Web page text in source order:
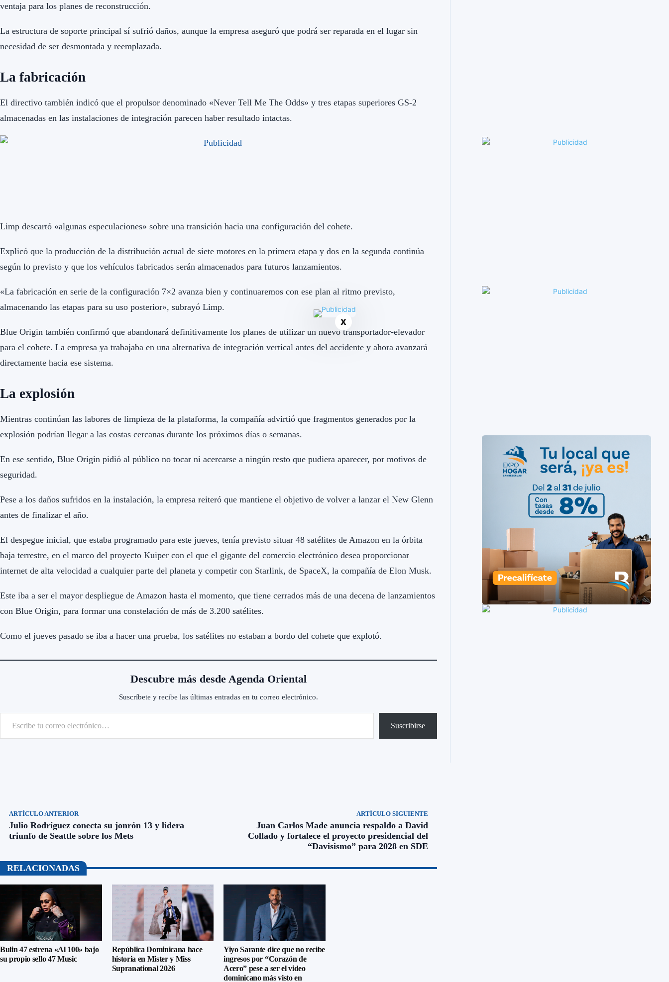
ventaja para los planes de reconstrucción.
La estructura de soporte principal sí sufrió daños, aunque la empresa aseguró que podrá ser reparada en el lugar sin
necesidad de ser desmontada y reemplazada.
La fabricación
El directivo también indicó que el propulsor denominado «Never Tell Me The Odds» y tres etapas superiores GS-2
almacenadas en las instalaciones de integración parecen haber resultado intactas.
Limp descartó «algunas especulaciones» sobre una transición hacia una configuración del cohete.
Explicó que la producción de la distribución actual de siete motores en la primera etapa y dos en la segunda continúa
según lo previsto y que los vehículos fabricados serán almacenados para futuros lanzamientos.
«La fabricación en serie de la configuración 7×2 avanza bien y continuaremos con ese plan al ritmo previsto,
almacenando las etapas para su uso posterior», subrayó Limp.
Blue Origin también confirmó que abandonará definitivamente los planes de utilizar un nuevo transportador-elevador
para el cohete. La empresa ya trabajaba en una alternativa de integración vertical antes del accidente y ahora avanzará
directamente hacia ese sistema.
La explosión
Mientras continúan las labores de limpieza de la plataforma, la compañía advirtió que fragmentos generados por la
explosión podrían llegar a las costas cercanas durante los próximos días o semanas.
En ese sentido, Blue Origin pidió al público no tocar ni acercarse a ningún resto que pudiera aparecer, por motivos de
seguridad.
Pese a los daños sufridos en la instalación, la empresa reiteró que mantiene el objetivo de volver a lanzar el New Glenn
antes de finalizar el año.
El despegue inicial, que estaba programado para este jueves, tenía previsto situar 48 satélites de Amazon en la órbita
baja terrestre, en el marco del proyecto Kuiper con el que el gigante del comercio electrónico desea proporcionar
internet de alta velocidad a cualquier parte del planeta y competir con Starlink, de SpaceX, la compañía de Elon Musk.
Este iba a ser el mayor despliegue de Amazon hasta el momento, que tiene cerrados más de una decena de lanzamientos
con Blue Origin, para formar una constelación de más de 3.200 satélites.
Como el jueves pasado se iba a hacer una prueba, los satélites no estaban a bordo del cohete que explotó.
Descubre más desde Agenda Oriental
Suscríbete y recibe las últimas entradas en tu correo electrónico.
Escribe tu correo electrónico…
Suscribirse
ARTÍCULO ANTERIOR
Julio Rodríguez conecta su jonrón 13 y lidera
triunfo de Seattle sobre los Mets
ARTÍCULO SIGUIENTE
Juan Carlos Made anuncia respaldo a David
Collado y fortalece el proyecto presidencial del
“Davisismo” para 2028 en SDE
RELACIONADAS
Bulin 47 estrena «Al 100» bajo
su propio sello 47 Music
República Dominicana hace
historia en Mister y Miss
Supranational 2026
Yiyo Sarante dice que no recibe
ingresos por “Corazón de
Acero” pese a ser el video
dominicano más visto en
X